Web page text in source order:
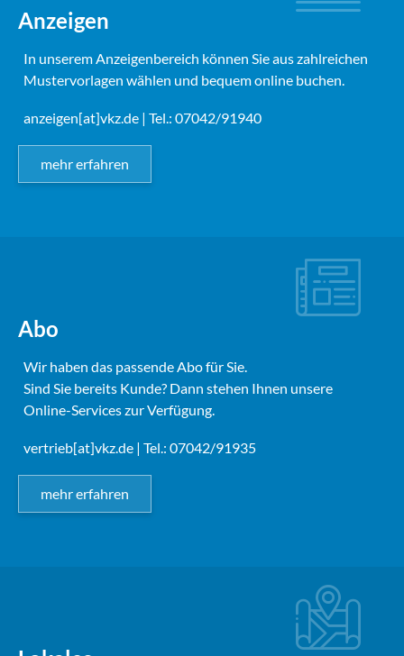
Anzeigen
In unserem Anzeigenbereich können Sie aus zahlreichen
Mustervorlagen wählen und bequem online buchen.
anzeigen[at]vkz.de | Tel.: 07042/91940
mehr erfahren
Abo
Wir haben das passende Abo für Sie.
Sind Sie bereits Kunde? Dann stehen Ihnen unsere
Online-Services zur Verfügung.
vertrieb[at]vkz.de | Tel.: 07042/91935
mehr erfahren